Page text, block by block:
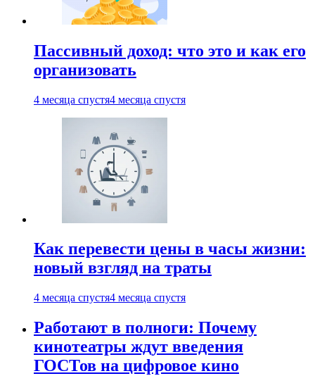
Пассивный доход: что это и как его
организовать
4 месяца спустя4 месяца спустя
Как перевести цены в часы жизни:
новый взгляд на траты
4 месяца спустя4 месяца спустя
Работают в полноги: Почему
кинотеатры ждут введения
ГОСТов на цифровое кино